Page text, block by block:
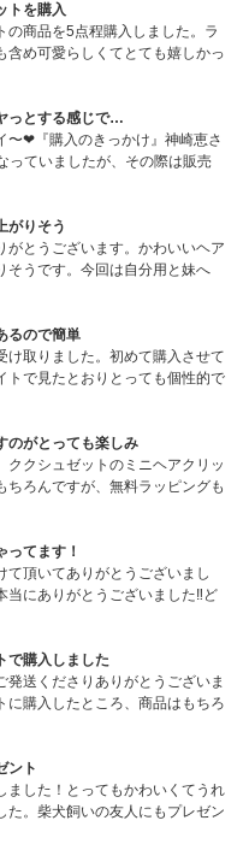
トを購入
商品を5点程購入しました。ラ
含め可愛らしくてとても嬉しかっ
っとする感じで…
〜❤『購入のきっかけ』神崎恵さ
っていましたが、その際は販売
がりそう
がとうございます。かわいいヘア
そうです。今回は自分用と妹へ
るので簡単
け取りました。初めて購入させて
トで見たとおりとっても個性的で
のがとっても楽しみ
ククシュゼットのミニヘアクリッ
ちろんですが、無料ラッピングも
ってます！
頂いてありがとうございまし
当にありがとうございました‼︎ど
で購入しました
送くださりありがとうございま
に購入したところ、商品はもちろ
ント
ました！とってもかわいくてうれ
た。柴犬飼いの友人にもプレゼン